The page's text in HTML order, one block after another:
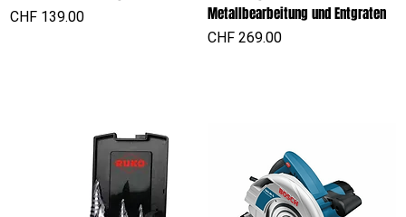
Preis
CHF 139.00
Metallbearbeitung und Entgraten
Preis
CHF 269.00